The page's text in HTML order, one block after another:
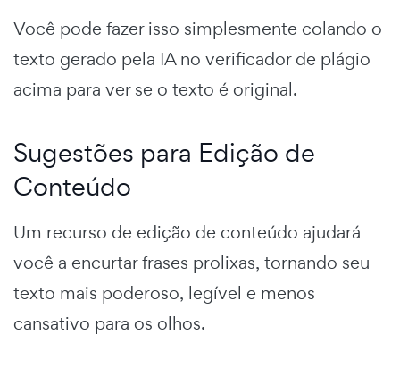
Você pode fazer isso simplesmente colando o
texto gerado pela IA no verificador de plágio
acima para ver se o texto é original.
Sugestões para Edição de
Conteúdo
Um recurso de edição de conteúdo ajudará
você a encurtar frases prolixas, tornando seu
texto mais poderoso, legível e menos
cansativo para os olhos.